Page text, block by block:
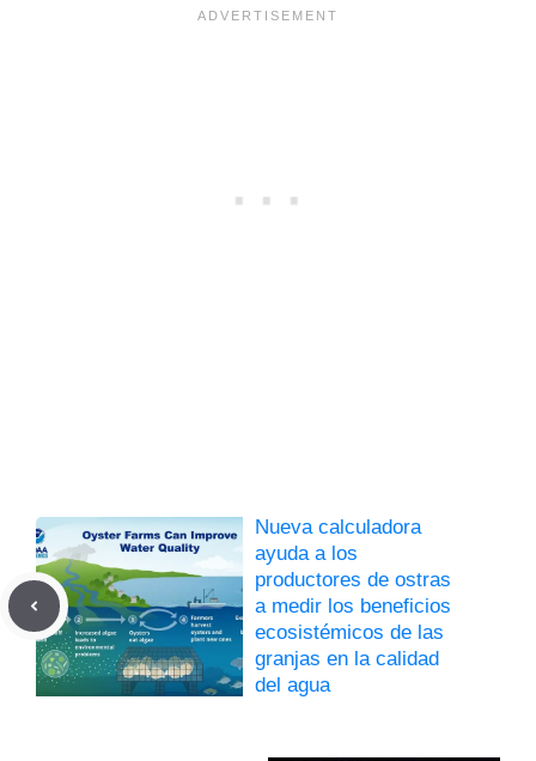
Nueva calculadora
ayuda a los
productores de ostras
a medir los beneficios
ecosistémicos de las
granjas en la calidad
del agua